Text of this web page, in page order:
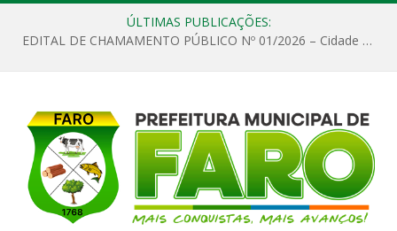
ÚLTIMAS PUBLICAÇÕES:
EDITAL DE CHAMAMENTO PÚBLICO Nº 01/2026 – Cidade de Faro